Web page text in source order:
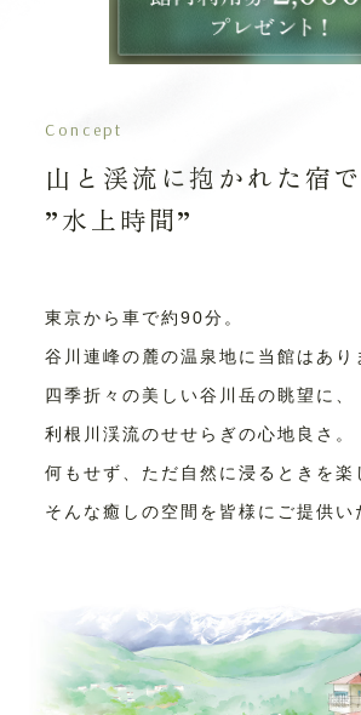
Concept
山と渓流に抱かれた宿
”水上時間”
東京から車で約90分。
谷川連峰の麓の温泉地に当館はあり
四季折々の美しい谷川岳の眺望に、
利根川渓流のせせらぎの心地良さ。
何もせず、ただ自然に浸るときを楽
そんな癒しの空間を皆様にご提供い